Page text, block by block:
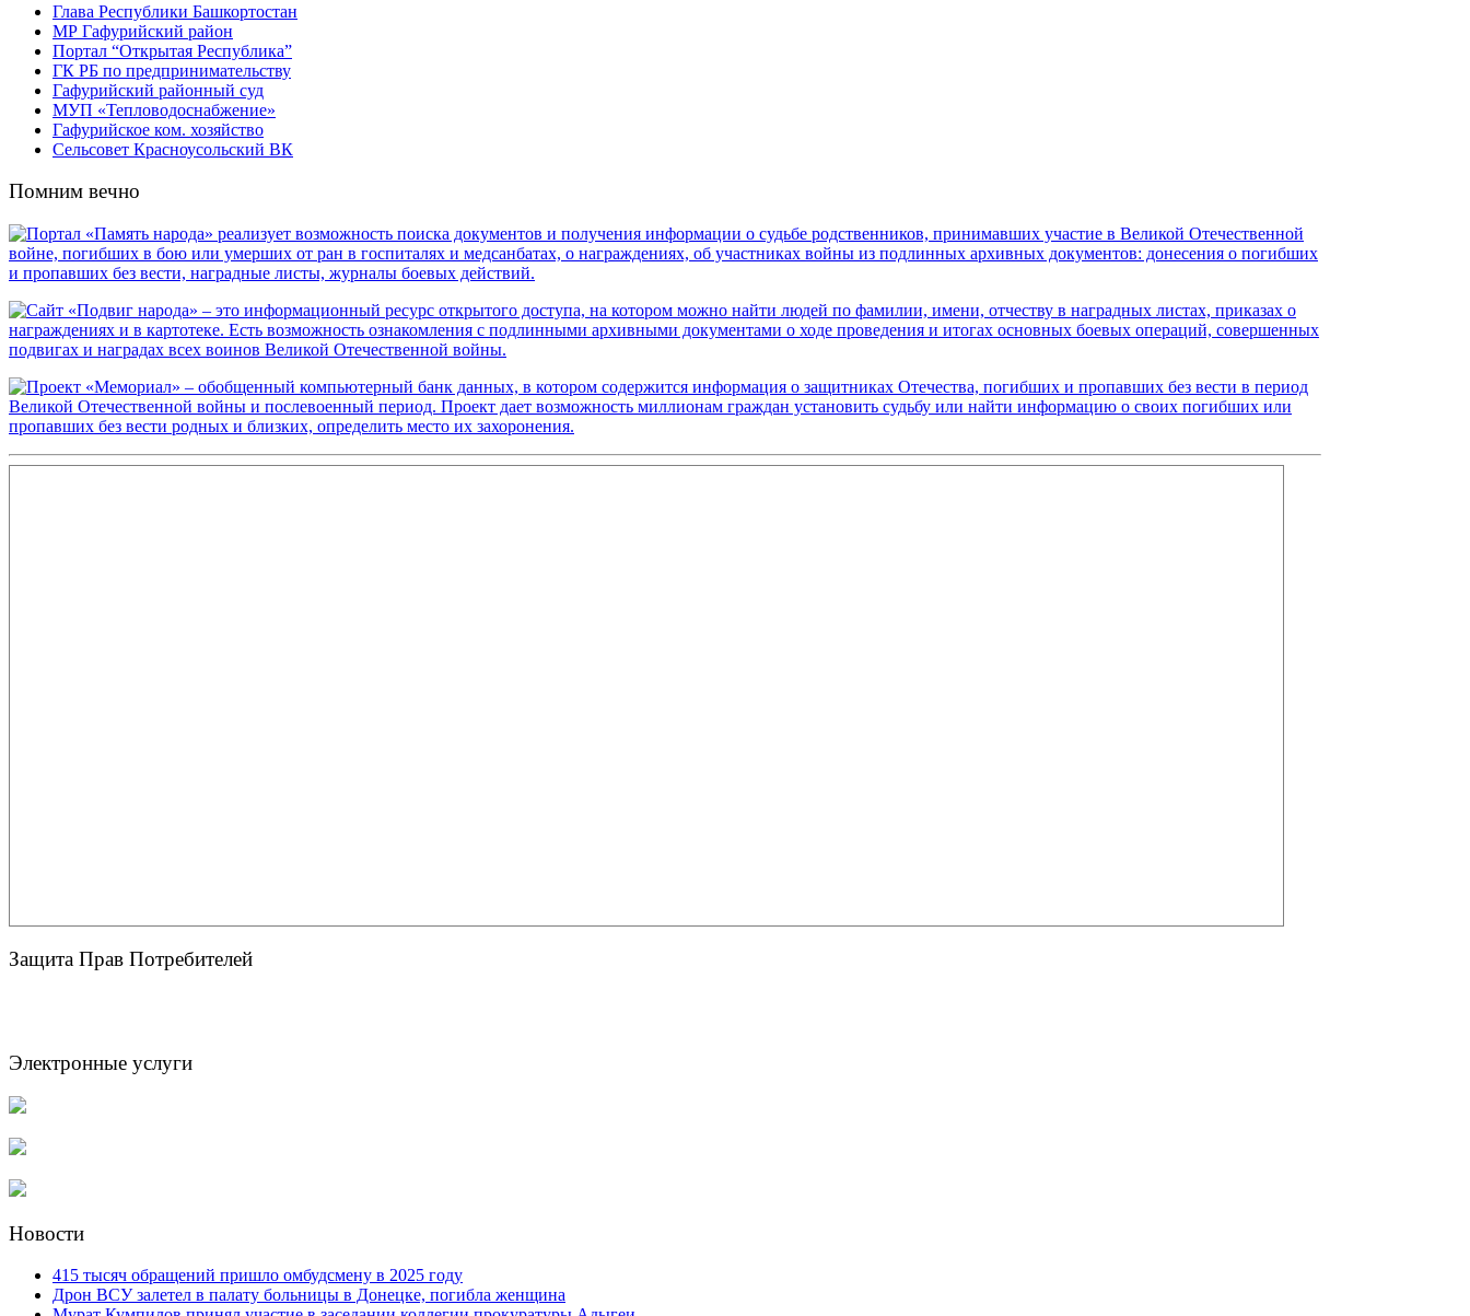
Глава Республики Башкортостан
МР Гафурийский район
Портал “Открытая Республика”
ГК РБ по предпринимательству
Гафурийский районный суд
МУП «Тепловодоснабжение»
Гафурийское ком. хозяйство
Сельсовет Красноусольский ВК
Помним вечно
Защита Прав Потребителей
Электронные услуги
Новости
415 тысяч обращений пришло омбудсмену в 2025 году
Дрон ВСУ залетел в палату больницы в Донецке, погибла женщина